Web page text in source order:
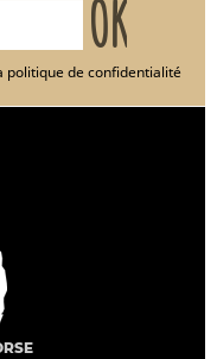
politique de confidentialité